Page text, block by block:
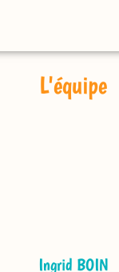
L'équipe
Ingrid BOIN